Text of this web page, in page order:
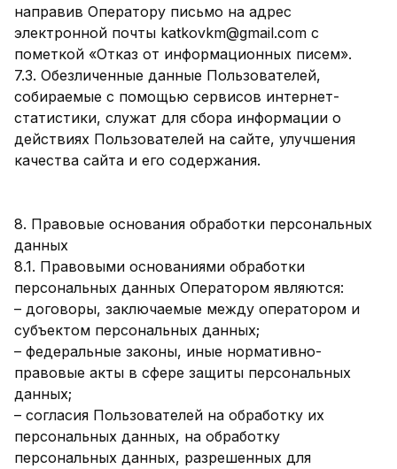
направив Оператору письмо на адрес
электронной почты katkovkm@gmail.com с
пометкой «Отказ от информационных писем».
7.3. Обезличенные данные Пользователей,
собираемые с помощью сервисов интернет-
статистики, служат для сбора информации о
действиях Пользователей на сайте, улучшения
качества сайта и его содержания.
8. Правовые основания обработки персональных
данных
8.1. Правовыми основаниями обработки
персональных данных Оператором являются:
– договоры, заключаемые между оператором и
субъектом персональных данных;
– федеральные законы, иные нормативно-
правовые акты в сфере защиты персональных
данных;
– согласия Пользователей на обработку их
персональных данных, на обработку
персональных данных, разрешенных для